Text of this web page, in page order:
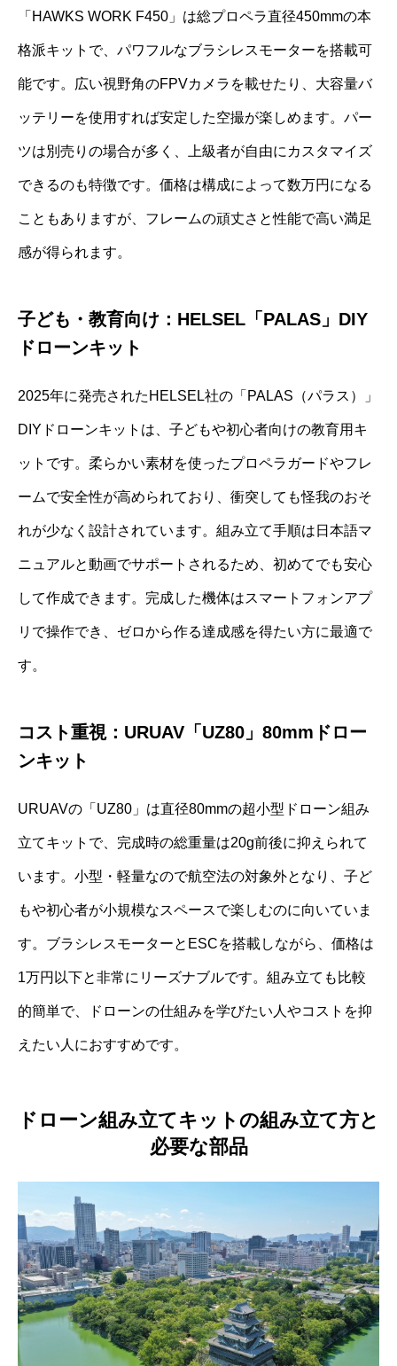
「HAWKS WORK F450」は総プロペラ直径450mmの本
格派キットで、パワフルなブラシレスモーターを搭載可
能です。広い視野角のFPVカメラを載せたり、大容量バ
ッテリーを使用すれば安定した空撮が楽しめます。パー
ツは別売りの場合が多く、上級者が自由にカスタマイズ
できるのも特徴です。価格は構成によって数万円になる
こともありますが、フレームの頑丈さと性能で高い満足
感が得られます。
子ども・教育向け：HELSEL「PALAS」DIY
ドローンキット
2025年に発売されたHELSEL社の「PALAS（パラス）」
DIYドローンキットは、子どもや初心者向けの教育用キ
ットです。柔らかい素材を使ったプロペラガードやフレ
ームで安全性が高められており、衝突しても怪我のおそ
れが少なく設計されています。組み立て手順は日本語マ
ニュアルと動画でサポートされるため、初めてでも安心
して作成できます。完成した機体はスマートフォンアプ
リで操作でき、ゼロから作る達成感を得たい方に最適で
す。
コスト重視：URUAV「UZ80」80mmドロー
ンキット
URUAVの「UZ80」は直径80mmの超小型ドローン組み
立てキットで、完成時の総重量は20g前後に抑えられて
います。小型・軽量なので航空法の対象外となり、子ど
もや初心者が小規模なスペースで楽しむのに向いていま
す。ブラシレスモーターとESCを搭載しながら、価格は
1万円以下と非常にリーズナブルです。組み立ても比較
的簡単で、ドローンの仕組みを学びたい人やコストを抑
えたい人におすすめです。
ドローン組み立てキットの組み立て方と
必要な部品